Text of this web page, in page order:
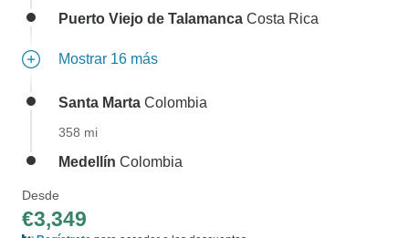
Puerto Viejo de Talamanca Costa Rica
Mostrar 16 más
Santa Marta Colombia
358 mi
Medellín Colombia
Desde
€3,349